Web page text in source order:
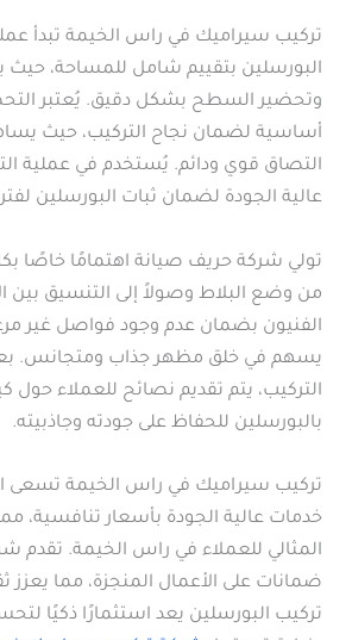
تركيب سيراميك في راس الخيمة تبدأ
البورسلين بتقييم شامل للمساحة، حيث
وتحضير السطح بشكل دقيق. يُعتبر
أساسية لضمان نجاح التركيب، حيث
التصاق قوي ودائم. يُستخدم في عملية
عالية الجودة لضمان ثبات البورسلين
تولي شركة حريف صيانة اهتمامًا خاصًا
من وضع البلاط وصولاً إلى التنسيق بين
الفنيون بضمان عدم وجود فواصل غير
يسهم في خلق مظهر جذاب ومتجانس. بعد
التركيب، يتم تقديم نصائح للعملاء حول
بالبورسلين للحفاظ على جودته وجاذبيته.
تركيب سيراميك في راس الخيمة تسعى
خدمات عالية الجودة بأسعار تنافسية،
المثالي للعملاء في راس الخيمة. تقدم
ضمانات على الأعمال المنجزة، مما يعزز
تركيب البورسلين يعد استثمارًا ذكيًا